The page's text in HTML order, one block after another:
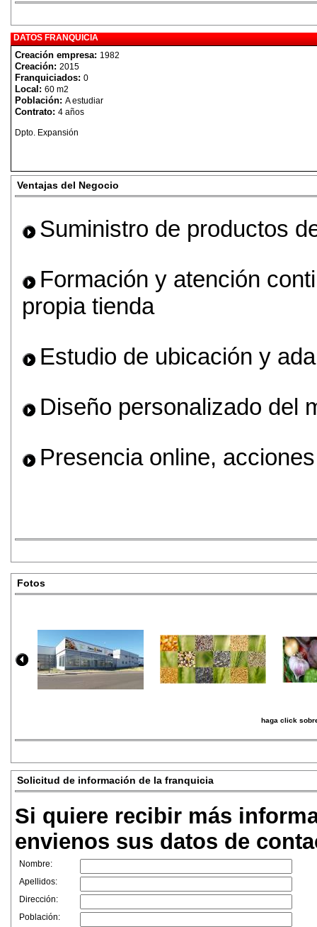
DATOS FRANQUICIA
Creación empresa: 1982
Creación: 2015
Franquiciados: 0
Local: 60 m2
Población: A estudiar
Contrato: 4 años
Dpto. Expansión
Ventajas del Negocio
Suministro de productos
Formación y atención
propia tienda
Estudio de ubicación y
Diseño personalizado del
Presencia online,
Fotos
haga click
Solicitud de información de la franquicia
Si quiere recibir más
envienos sus datos de
Nombre:
Apellidos:
Dirección:
Población: